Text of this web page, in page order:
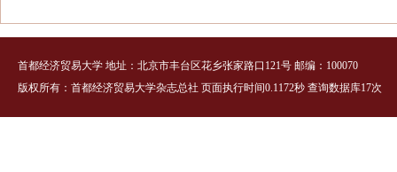
首都经济贸易大学 地址：北京市丰台区花乡张家路口121号 邮编：100070
版权所有：首都经济贸易大学杂志总社 页面执行时间0.1172秒 查询数据库17次